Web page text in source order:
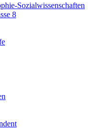
Sozialwissenschaften
8